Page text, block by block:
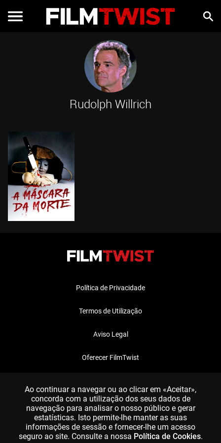
Rudolph Willrich
Política de Privacidade
Termos de Utilização
Aviso Legal
Oferecer FilmTwist
Ao continuar a navegar ou ao clicar em «Aceitar»,
concorda com a utilização dos seus dados de
navegação para analisar o nosso público e gerar
estatísticas. Isto permite-lhe manter as suas
informações de sessão e fornecer-lhe um acesso
seguro ao site. Consulte a nossa Política de Cookies.